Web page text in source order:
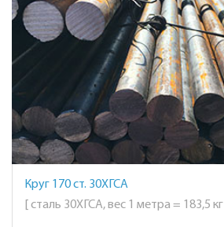
Круг 170 ст. 30ХГСА
[ сталь 30ХГСА, вес 1 метра = 183,5 кг ]